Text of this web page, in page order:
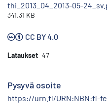
thi_2013_04_2013-05-
341.31 KB
CC BY 4.0
Lataukset 47
Pysyvä osoite
https://urn.fi/URN:NBN:fi-